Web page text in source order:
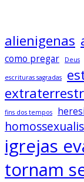
alienigenas
como pregar
Deus
escrituras sagradas
fins dos tempos
igrejas
tornam